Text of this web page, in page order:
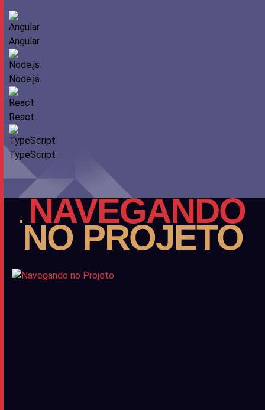
Angular
Node.js
React
TypeScript
NAVEGANDO
NO PROJETO